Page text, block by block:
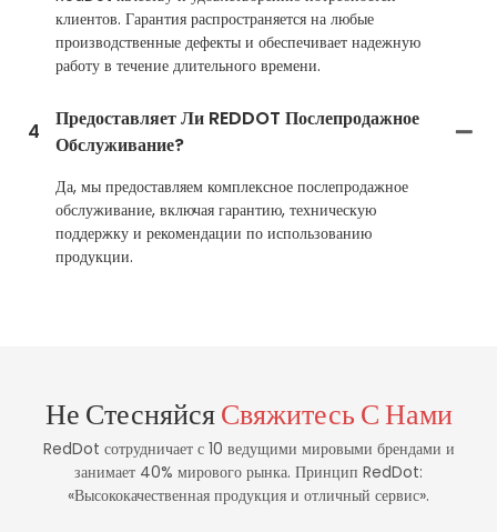
клиентов. Гарантия распространяется на любые
производственные дефекты и обеспечивает надежную
работу в течение длительного времени.
4
Предоставляет Ли REDDOT Послепродажное
Обслуживание?
Да, мы предоставляем комплексное послепродажное
обслуживание, включая гарантию, техническую
поддержку и рекомендации по использованию
продукции.
Не СтесняйсяСвяжитесь С Нами
RedDot сотрудничает с 10 ведущими мировыми брендами и
занимает 40% мирового рынка. Принцип RedDot:
«Высококачественная продукция и отличный сервис».